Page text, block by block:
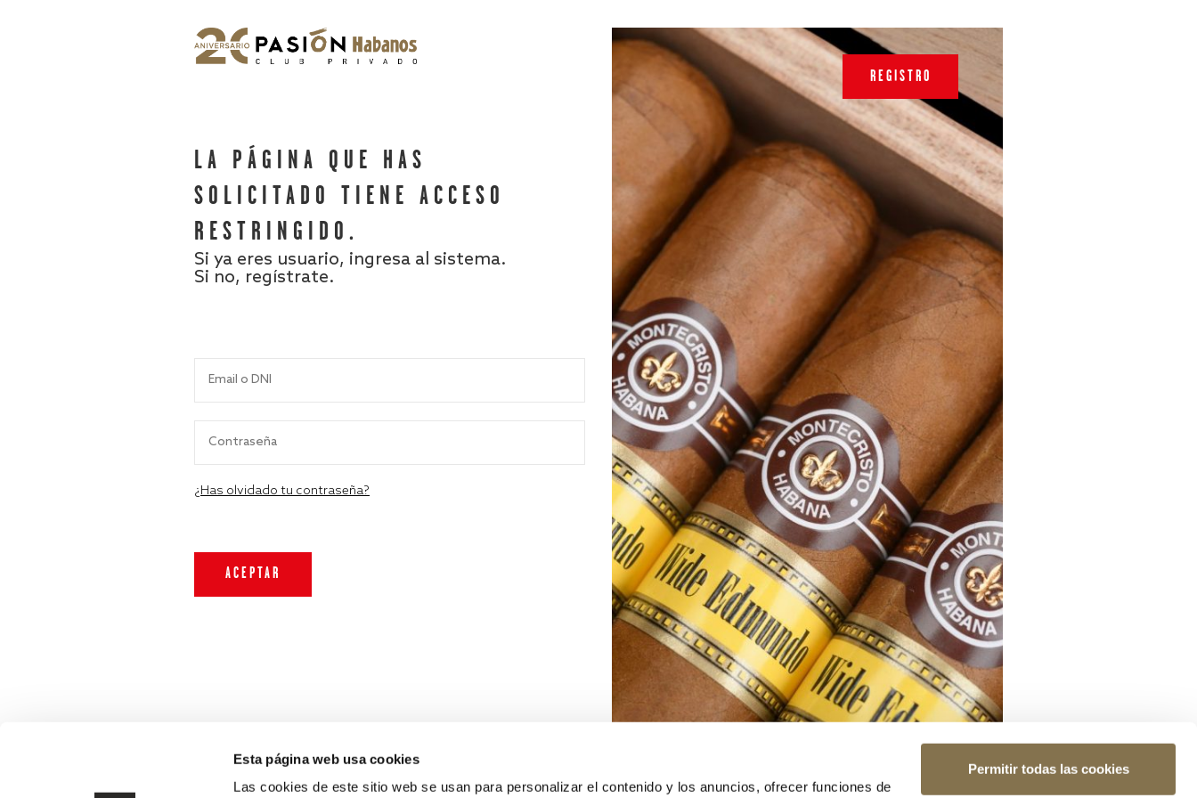
Esta página web usa cookies
Las cookies de este sitio web se usan para personalizar el contenido y los anuncios, ofrecer funciones de
Permitir todas las cookies
LA PÁGINA QUE HAS
SOLICITADO TIENE ACCESO
RESTRINGIDO.
Si ya eres usuario, ingresa al sistema.
Si no, regístrate.
¿Has olvidado tu contraseña?
REGISTRO